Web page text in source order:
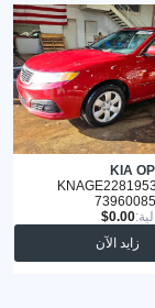
KIA
73960085
زايد الآن